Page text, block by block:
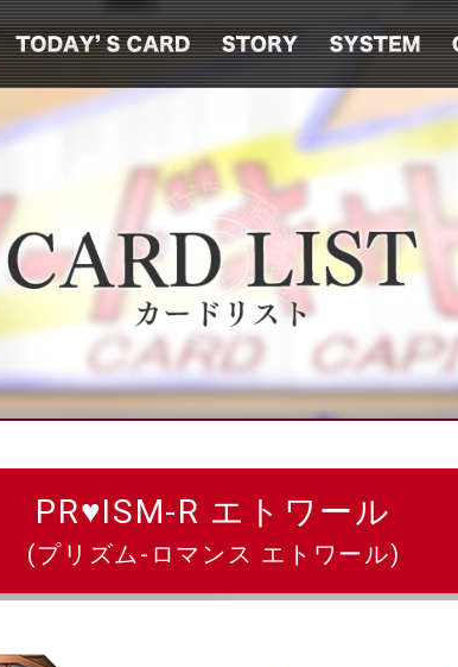
PR♥ISM-R エトワール
(プリズム-ロマンス エトワール)